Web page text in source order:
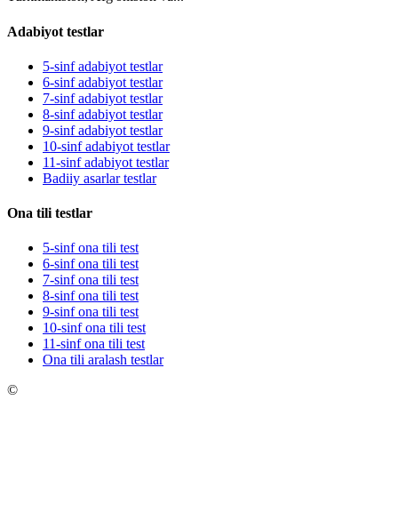
Adabiyot testlar
5-sinf adabiyot testlar
6-sinf adabiyot testlar
7-sinf adabiyot testlar
8-sinf adabiyot testlar
9-sinf adabiyot testlar
10-sinf adabiyot testlar
11-sinf adabiyot testlar
Badiiy asarlar testlar
Ona tili testlar
5-sinf ona tili test
6-sinf ona tili test
7-sinf ona tili test
8-sinf ona tili test
9-sinf ona tili test
10-sinf ona tili test
11-sinf ona tili test
Ona tili aralash testlar
©